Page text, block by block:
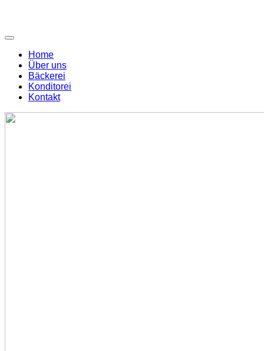
Home
Über uns
Bäckerei
Konditorei
Kontakt